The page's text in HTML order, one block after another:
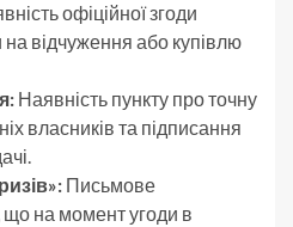
офіційної згоди
відчуження або купівлю
Наявність пункту про точну
власників та підписання
Письмове
що на момент угоди в